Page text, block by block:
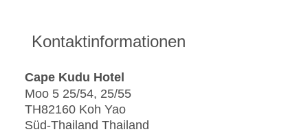
Kontaktinformationen
Cape Kudu Hotel
Moo 5 25/54, 25/55
TH82160 Koh Yao
Süd-Thailand Thailand